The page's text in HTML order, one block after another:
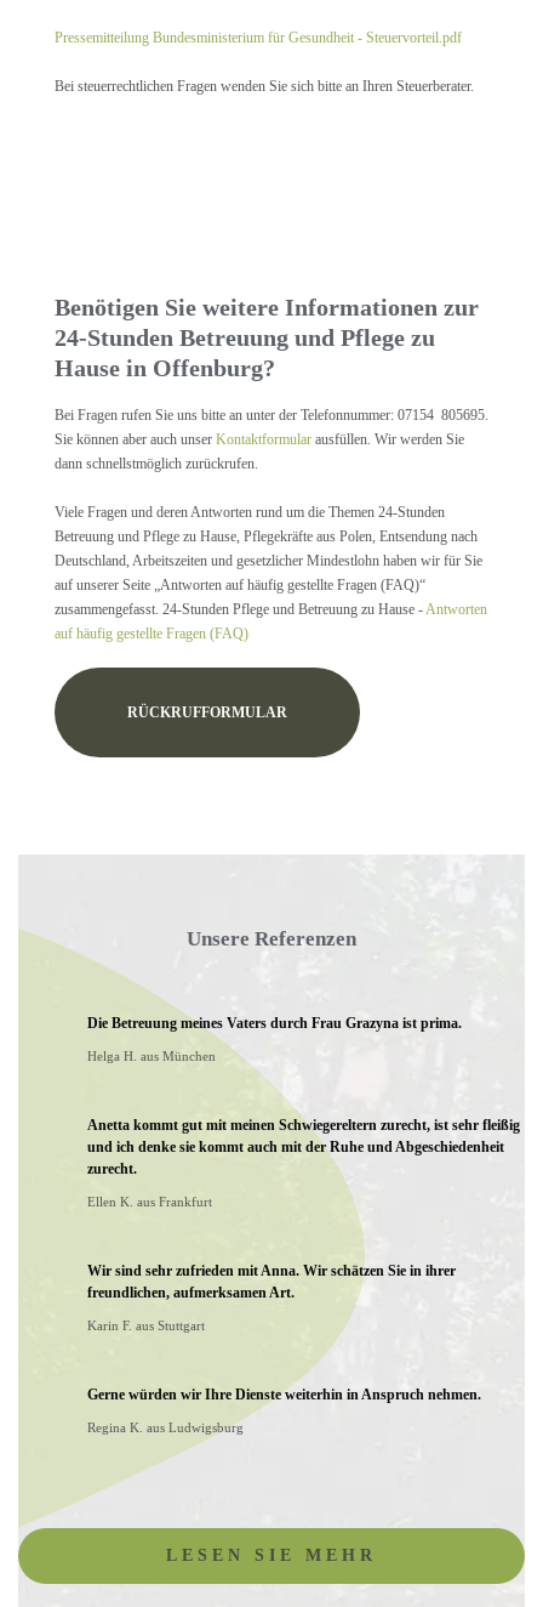
Pressemitteilung Bundesministerium für Gesundheit - Steuervorteil.pdf
Bei steuerrechtlichen Fragen wenden Sie sich bitte an Ihren Steuerberater.
Benötigen Sie weitere Informationen zur
24-Stunden Betreuung und Pflege zu
Hause in Offenburg?
Bei Fragen rufen Sie uns bitte an unter der Telefonnummer: 07154 805695.
Sie können aber auch unser Kontaktformular ausfüllen. Wir werden Sie
dann schnellstmöglich zurückrufen.
Viele Fragen und deren Antworten rund um die Themen 24-Stunden
Betreuung und Pflege zu Hause, Pflegekräfte aus Polen, Entsendung nach
Deutschland, Arbeitszeiten und gesetzlicher Mindestlohn haben wir für Sie
auf unserer Seite „Antworten auf häufig gestellte Fragen (FAQ)“
zusammengefasst. 24-Stunden Pflege und Betreuung zu Hause - Antworten
auf häufig gestellte Fragen (FAQ)
RÜCKRUFFORMULAR
Unsere Referenzen
Die Betreuung meines Vaters durch Frau Grazyna ist prima.
Helga H. aus München
Anetta kommt gut mit meinen Schwiegereltern zurecht, ist sehr fleißig
und ich denke sie kommt auch mit der Ruhe und Abgeschiedenheit
zurecht.
Ellen K. aus Frankfurt
Wir sind sehr zufrieden mit Anna. Wir schätzen Sie in ihrer
freundlichen, aufmerksamen Art.
Karin F. aus Stuttgart
Gerne würden wir Ihre Dienste weiterhin in Anspruch nehmen.
Regina K. aus Ludwigsburg
LESEN SIE MEHR